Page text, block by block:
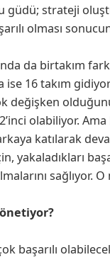
güdü; strateji
olması
da birtakım
16 takım
değişken
olabiliyor.
katılarak
yakaladıkları
sağlıyor.
başarılı